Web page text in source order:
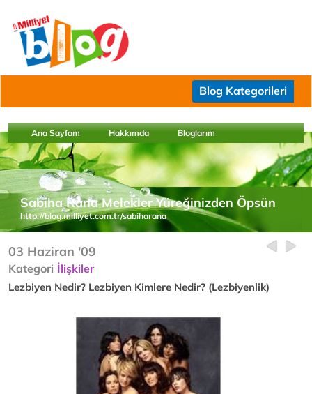
Blog Kategorileri
Ana Sayfam Hakkımda Bloglarım
Sabiha Rana Melekler Yüreğinizden Öpsün
http://blog.milliyet.com.tr/sabiharana
03 Haziran '09
Kategori İlişkiler
Lezbiyen Nedir? Lezbiyen Kimlere Nedir? (Lezbiyenlik)